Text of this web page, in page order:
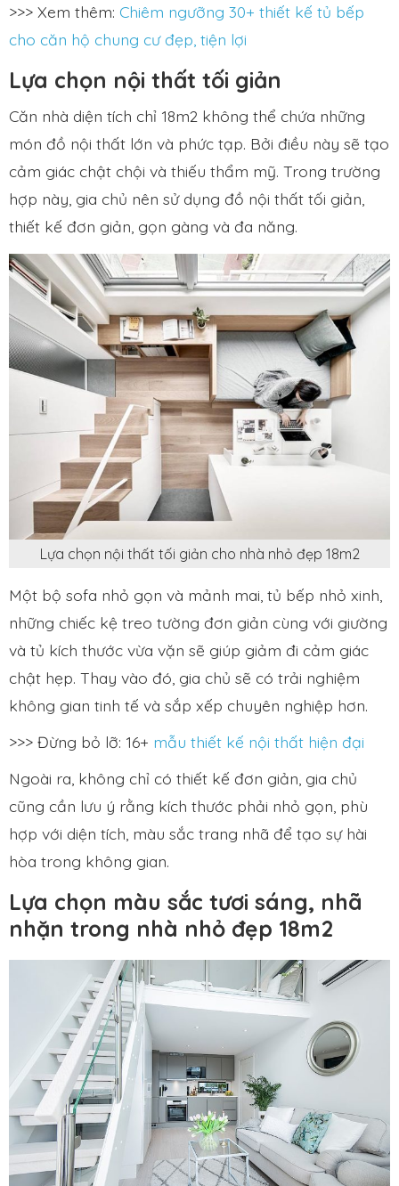
>>> Xem thêm: Chiêm ngưỡng 30+ thiết kế tủ bếp
cho căn hộ chung cư đẹp, tiện lợi
Lựa chọn nội thất tối giản
Căn nhà diện tích chỉ 18m2 không thể chứa những
món đồ nội thất lớn và phức tạp. Bởi điều này sẽ tạo
cảm giác chật chội và thiếu thẩm mỹ. Trong trường
hợp này, gia chủ nên sử dụng đồ nội thất tối giản,
thiết kế đơn giản, gọn gàng và đa năng.
Lựa chọn nội thất tối giản cho nhà nhỏ đẹp 18m2
Một bộ sofa nhỏ gọn và mảnh mai, tủ bếp nhỏ xinh,
những chiếc kệ treo tường đơn giản cùng với giường
và tủ kích thước vừa vặn sẽ giúp giảm đi cảm giác
chật hẹp. Thay vào đó, gia chủ sẽ có trải nghiệm
không gian tinh tế và sắp xếp chuyên nghiệp hơn.
>>> Đừng bỏ lỡ: 16+ mẫu thiết kế nội thất hiện đại
Ngoài ra, không chỉ có thiết kế đơn giản, gia chủ
cũng cần lưu ý rằng kích thước phải nhỏ gọn, phù
hợp với diện tích, màu sắc trang nhã để tạo sự hài
hòa trong không gian.
Lựa chọn màu sắc tươi sáng, nhã
nhặn trong nhà nhỏ đẹp 18m2